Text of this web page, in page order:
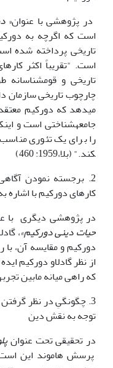
در پژوهشی با عنوان«
است که اگرچه به
تاریخی پرداخته شده
است. "تقریباً اکثر
تاریخی و
میدهد که دورکیم معتقد
جامعه­شناختی است و
را برای یک تئوری
کند." (بلا،1959: 460)
2. برجسته نمودن
کارهای دورکیم با اشاره
در پژوهشی دیگری با
حیات دینی دورکیم»،
دورکیم و مقایسه آن،
از نظر گادلاو دورکیم
که راهی میانه مابین
3. چگونگیِ در نظر
توجه به نقش دین
در تحقیقی تحت عنوان
پرسش هاموند این